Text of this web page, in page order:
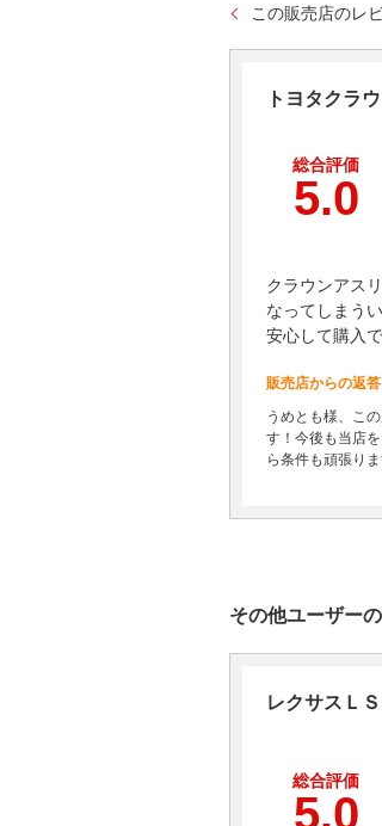
この販売店のレ
トヨタクラ
総合評価
5.0
クラウンアス
なってしまう
安心して購入
販売店からの返答
うめとも様、こ
す！今後も当店
ら条件も頑張り
その他ユーザー
レクサスＬＳ
総合評価
5.0